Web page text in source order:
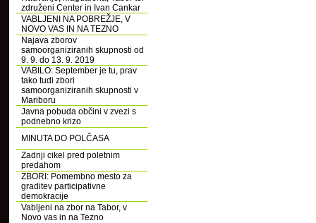
združeni Center in Ivan Cankar
VABLJENI NA POBREŽJE, V
NOVO VAS IN NA TEZNO
Najava zborov
samoorganiziranih skupnosti od
9. 9. do 13. 9. 2019
VABILO: September je tu, prav
tako tudi zbori
samoorganiziranih skupnosti v
Mariboru
Javna pobuda občini v zvezi s
podnebno krizo
MINUTA DO POLČASA
Zadnji cikel pred poletnim
predahom
ZBORI: Pomembno mesto za
graditev participativne
demokracije
Vabljeni na zbor na Tabor, v
Novo vas in na Tezno